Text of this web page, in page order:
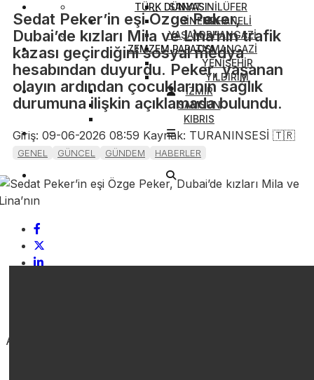
NİLÜFER
ORHANELİ
ORHANGAZİ
OSMANGAZİ
YENİŞEHİR
YILDIRIM
İZMİR
SAMSUN
KIBRIS
SANAT
SİNEMA
YAŞAM
TÜRK DÜNYASI
ZEMZEM PAPATYA
Sedat Peker’in eşi Özge Peker,
Dubai’de kızları Mila ve Lina’nın trafik
kazası geçirdiğini sosyal medya
hesabından duyurdu. Peker, yaşanan
olayın ardından çocuklarının sağlık
durumuna ilişkin açıklamada bulundu.
Giriş: 09-06-2026 08:59 Kaynak: TURANINSESİ 🇹🇷
GENEL GÜNCEL GÜNDEM HABERLER
ABONE OL